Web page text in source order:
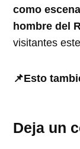
como
hombre del
visitantes
📌Esto
Deja un